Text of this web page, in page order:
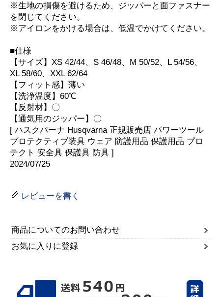
※生地の損傷を避けるため、ジッパーと面ファスナー
を閉じてください。
※アイロンをかける場合は、低温でかけてください。
■仕様
【サイズ】XS 42/44、S 46/48、M 50/52、L 54/56、
XL 58/60、XXL 62/64
【フィット感】薄い
【洗浄温度】60℃
【反射材】〇
【通気用のジッパー】〇
[ ハスクバーナ Husqvarna 正規販売店 パワーツール
プロテクティブ装具 ウェア 防護用品 保護用品 プロ
テクト 安全具 保護具 防具 ]
2024/07/25
レビューを書く
商品についてのお問い合わせ
お気に入りに登録